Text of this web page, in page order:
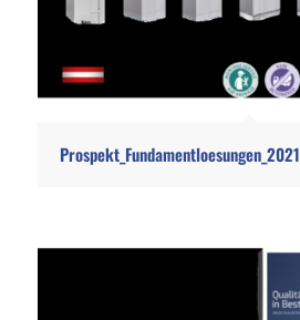
Prospekt_Fundamentloesungen_2021